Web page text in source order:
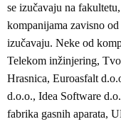
se izučavaju na
kompanijama zavisno
izučavaju. Neke od
Telekom inžinjering,
Hrasnica, Euroasfalt
d.o.o., Idea Software
fabrika gasnih aparata,